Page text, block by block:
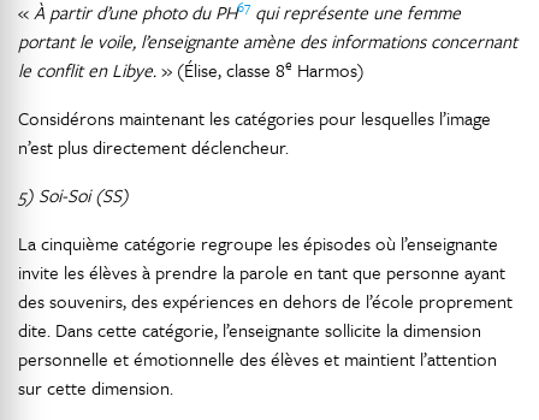
«À partir d’une photo du PH67 qui représente une femme
portant le voile, l’enseignante amène des informations concernant
le conflit en Libye.» (Élise, classe 8e Harmos)
Considérons maintenant les catégories pour lesquelles l’image
n’est plus directement déclencheur.
5) Soi-Soi (SS)
La cinquième catégorie regroupe les épisodes où l’enseignante
invite les élèves à prendre la parole en tant que personne ayant
des souvenirs, des expériences en dehors de l’école proprement
dite. Dans cette catégorie, l’enseignante sollicite la dimension
personnelle et émotionnelle des élèves et maintient l’attention
sur cette dimension.